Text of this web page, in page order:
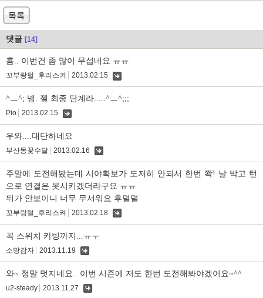
목록
댓글 [14]
흠.. 이번건 좀 많이 무섭네요 ㅠㅠ
꼬부랑털_후리스켜 2013.02.15
^ㅡ^; 넹. 젤 최종 단계라.....^ㅡ^;;;
Pio 2013.02.15
우와....대단하네요
부산동꽃수달 2013.02.16
주말에 도전해봤는데 시야확보가 도저히 안되서 한번 쫙! 날 박고 턴
으로 연결은 못시키겠더라구요 ㅠㅠ
뒤가 안보이니 너무 무서워요 후덜덜
꼬부랑털_후리스켜 2013.02.18
꼭 스위치 카빙까지...ㅠㅜ
소망감자 2013.11.19
와~ 정말 멋지네요.. 이번 시즌에 저도 한번 도전해봐야겠어요~^^
u2-steady 2013.11.27